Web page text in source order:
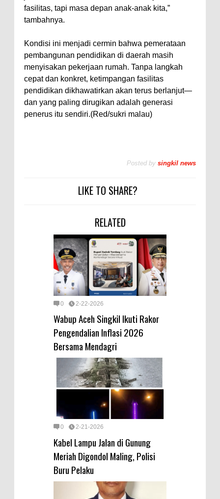
fasilitas, tapi masa depan anak-anak kita,”
tambahnya.
Kondisi ini menjadi cermin bahwa pemerataan
pembangunan pendidikan di daerah masih
menyisakan pekerjaan rumah. Tanpa langkah
cepat dan konkret, ketimpangan fasilitas
pendidikan dikhawatirkan akan terus berlanjut—
dan yang paling dirugikan adalah generasi
penerus itu sendiri.(Red/sukri malau)
Posted by singkil news
LIKE TO SHARE?
RELATED
0 2-22-2026
Wabup Aceh Singkil Ikuti Rakor
Pengendalian Inflasi 2026
Bersama Mendagri
0 2-21-2026
Kabel Lampu Jalan di Gunung
Meriah Digondol Maling, Polisi
Buru Pelaku